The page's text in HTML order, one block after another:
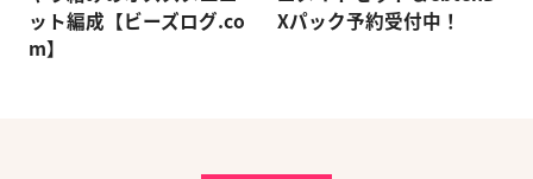
ット編成【ビーズログ.co
m】
Xパック予約受付中！